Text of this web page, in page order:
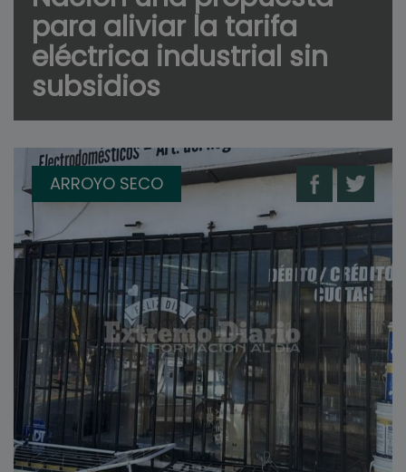
para aliviar la tarifa
eléctrica industrial sin
subsidios
ARROYO SECO